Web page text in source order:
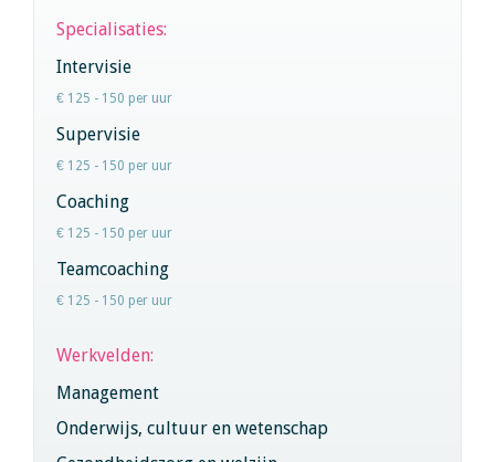
Specialisaties:
Intervisie
€ 125 - 150 per uur
Supervisie
€ 125 - 150 per uur
Coaching
€ 125 - 150 per uur
Teamcoaching
€ 125 - 150 per uur
Werkvelden:
Management
Onderwijs, cultuur en wetenschap